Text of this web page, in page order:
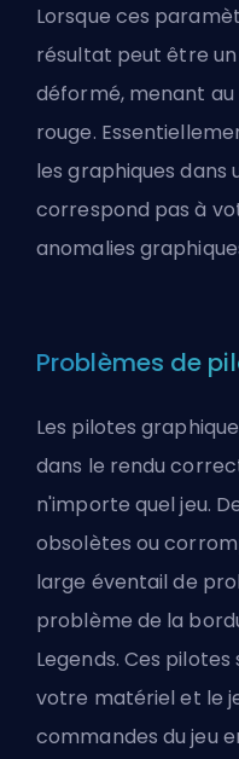
Lorsque ces
résultat peut être
déformé, menant
rouge.
les graphiques dans
correspond pas à
anomalies
Problèmes de
Les pilotes
dans le rendu
n'importe quel jeu.
obsolètes ou
large éventail de
problème de la
Legends. Ces
votre matériel et le
commandes du jeu